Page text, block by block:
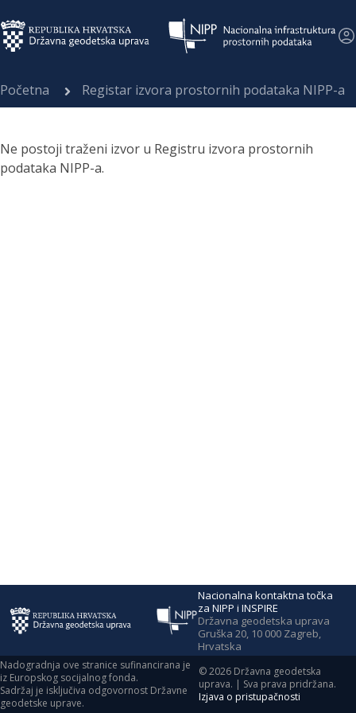
Početna Registar izvora prostornih podataka NIPP-a
Ne postoji traženi izvor u Registru izvora prostornih
podataka NIPP-a.
Nacionalna kontaktna točka
za NIPP i INSPIRE
Državna geodetska uprava
Gruška 20, 10 000 Zagreb,
Hrvatska
Nadogradnja ove stranice sufinancirana je
iz Europskog socijalnog fonda.
Sadržaj je isključiva odgovornost Državne
geodetske uprave.
©2026 Državna geodetska
uprava. | Sva prava pridržana.
Izjava o pristupačnosti